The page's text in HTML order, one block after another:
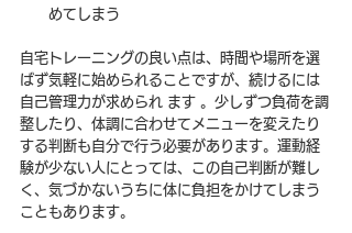
めてしまう
自宅トレーニングの良い点は、時間や場所を選
ばず気軽に始められることですが、続けるには
自己管理力が求められ ます 。少しずつ負荷を調
整したり、体調に合わせてメニューを変えたり
する判断も自分で行う必要があります。運動経
験が少ない人にとっては、この自己判断が難し
く、気づかないうちに体に負担をかけてしまう
こともあります。